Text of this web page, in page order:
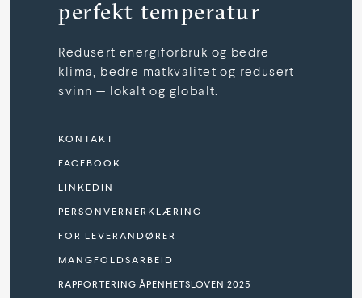
perfekt temperatur
Redusert energiforbruk og bedre
klima, bedre matkvalitet og redusert
svinn — lokalt og globalt.
KONTAKT
FACEBOOK
LINKEDIN
PERSONVERNERKLÆRING
FOR LEVERANDØRER
MANGFOLDSARBEID
RAPPORTERING ÅPENHETSLOVEN 2025